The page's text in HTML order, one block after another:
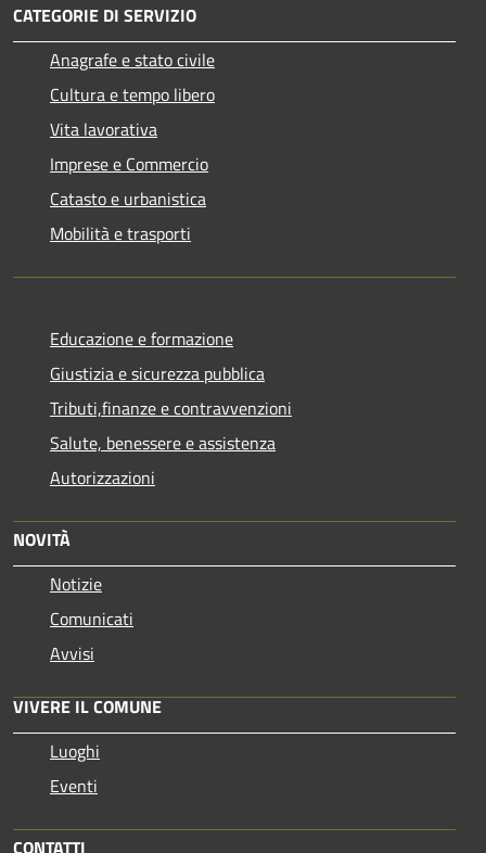
CATEGORIE DI SERVIZIO
Anagrafe e stato civile
Cultura e tempo libero
Vita lavorativa
Imprese e Commercio
Catasto e urbanistica
Mobilità e trasporti
Educazione e formazione
Giustizia e sicurezza pubblica
Tributi,finanze e contravvenzioni
Salute, benessere e assistenza
Autorizzazioni
NOVITÀ
Notizie
Comunicati
Avvisi
VIVERE IL COMUNE
Luoghi
Eventi
CONTATTI